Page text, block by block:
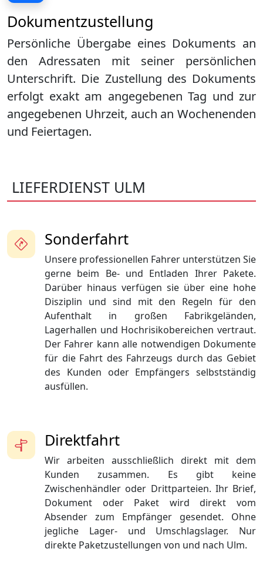
Dokumentzustellung
Persönliche Übergabe eines Dokuments an
den Adressaten mit seiner persönlichen
Unterschrift. Die Zustellung des Dokuments
erfolgt exakt am angegebenen Tag und zur
angegebenen Uhrzeit, auch an Wochenenden
und Feiertagen.
LIEFERDIENST ULM
Sonderfahrt
Unsere professionellen Fahrer unterstützen Sie
gerne beim Be- und Entladen Ihrer Pakete.
Darüber hinaus verfügen sie über eine hohe
Disziplin und sind mit den Regeln für den
Aufenthalt in großen Fabrikgeländen,
Lagerhallen und Hochrisikobereichen vertraut.
Der Fahrer kann alle notwendigen Dokumente
für die Fahrt des Fahrzeugs durch das Gebiet
des Kunden oder Empfängers selbstständig
ausfüllen.
Direktfahrt
Wir arbeiten ausschließlich direkt mit dem
Kunden zusammen. Es gibt keine
Zwischenhändler oder Drittparteien. Ihr Brief,
Dokument oder Paket wird direkt vom
Absender zum Empfänger gesendet. Ohne
jegliche Lager- und Umschlagslager. Nur
direkte Paketzustellungen von und nach Ulm.